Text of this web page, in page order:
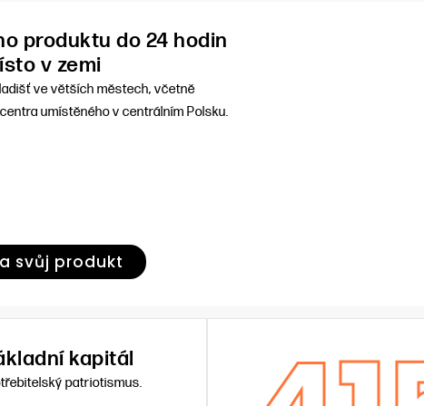
produktu do 24 hodin
v zemi
ve větších městech, včetně
umístěného v centrálním Polsku.
svůj produkt
kapitál
patriotismus.